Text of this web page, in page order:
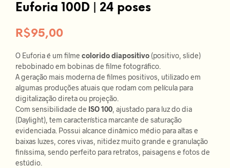
Euforia 100D | 24 poses
R$95,00
O Euforia é um filme colorido diapositivo (positivo, slide)
rebobinado em bobinas de filme fotográfico.
A geração mais moderna de filmes positivos, utilizado em
algumas produções atuais que rodam com película para
digitalização direta ou projeção.
Com sensibilidade de ISO 100 , ajustado para luz do dia
(Daylight), tem característica marcante de saturação
evidenciada. Possui alcance dinâmico médio para altas e
baixas luzes, cores vivas, nitidez muito grande e granulação
finíssima, sendo perfeito para retratos, paisagens e fotos de
estúdio.